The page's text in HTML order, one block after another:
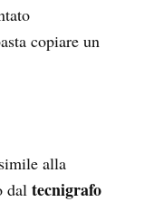
copiare un
alla
dal tecnigrafo